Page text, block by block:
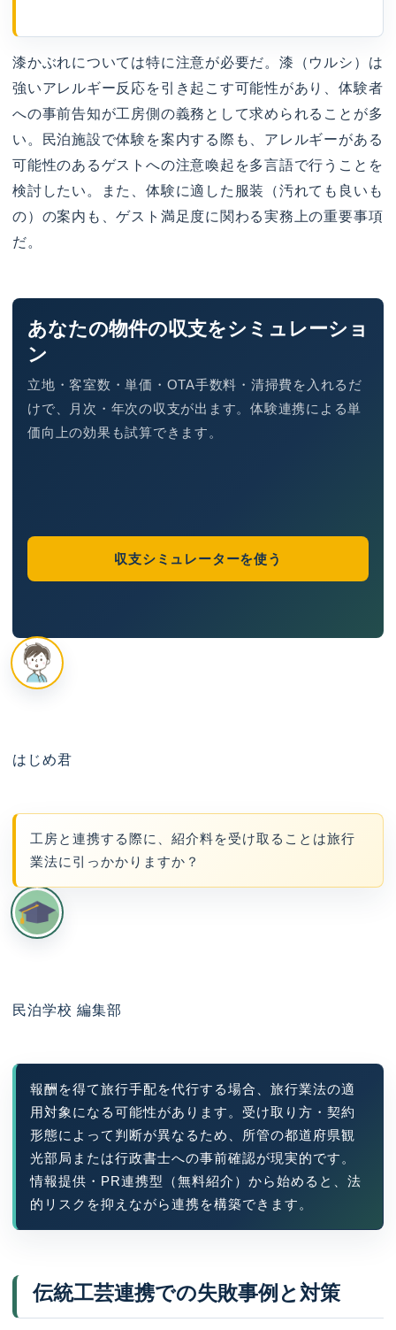
漆かぶれについては特に注意が必要だ。漆（ウルシ）は
強いアレルギー反応を引き起こす可能性があり、体験者
への事前告知が工房側の義務として求められることが多
い。民泊施設で体験を案内する際も、アレルギーがある
可能性のあるゲストへの注意喚起を多言語で行うことを
検討したい。また、体験に適した服装（汚れても良いも
の）の案内も、ゲスト満足度に関わる実務上の重要事項
だ。
あなたの物件の収支をシミュレーショ
ン
立地・客室数・単価・OTA手数料・清掃費を入れるだ
けで、月次・年次の収支が出ます。体験連携による単
価向上の効果も試算できます。
収支シミュレーターを使う
はじめ君
工房と連携する際に、紹介料を受け取ることは旅行
業法に引っかかりますか？
民泊学校 編集部
報酬を得て旅行手配を代行する場合、旅行業法の適
用対象になる可能性があります。受け取り方・契約
形態によって判断が異なるため、所管の都道府県観
光部局または行政書士への事前確認が現実的です。
情報提供・PR連携型（無料紹介）から始めると、法
的リスクを抑えながら連携を構築できます。
伝統工芸連携での失敗事例と対策